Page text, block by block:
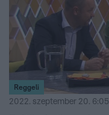
Reggeli
2022. szeptember 20. 6:05